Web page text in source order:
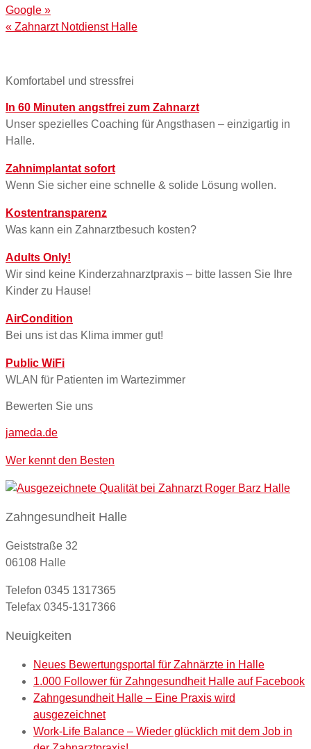
Google »
« Zahnarzt Notdienst Halle
Komfortabel und stressfrei
In 60 Minuten angstfrei zum Zahnarzt
Unser spezielles Coaching für Angsthasen – einzigartig in
Halle.
Zahnimplantat sofort
Wenn Sie sicher eine schnelle & solide Lösung wollen.
Kostentransparenz
Was kann ein Zahnarztbesuch kosten?
Adults Only!
Wir sind keine Kinderzahnarztpraxis – bitte lassen Sie Ihre
Kinder zu Hause!
AirCondition
Bei uns ist das Klima immer gut!
Public WiFi
WLAN für Patienten im Wartezimmer
Bewerten Sie uns
jameda.de
Wer kennt den Besten
Zahngesundheit Halle
Geiststraße 32
06108 Halle
Telefon 0345 1317365
Telefax 0345-1317366
Neuigkeiten
Neues Bewertungsportal für Zahnärzte in Halle
1.000 Follower für Zahngesundheit Halle auf Facebook
Zahngesundheit Halle – Eine Praxis wird
ausgezeichnet
Work-Life Balance – Wieder glücklich mit dem Job in